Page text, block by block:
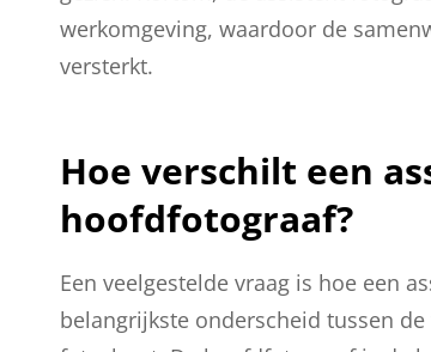
werkomgeving, waardoor de
versterkt.
Hoe verschilt een
hoofdfotograaf?
Een veelgestelde vraag is hoe een
belangrijkste onderscheid tussen